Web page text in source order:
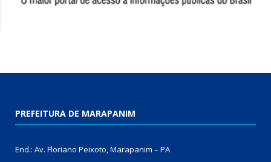
PREFEITURA DE MARAPANIM
End.: Av. Floriano Peixoto, Marapanim – PA